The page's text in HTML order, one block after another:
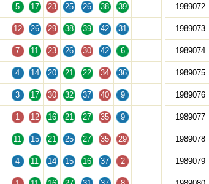
5 17 23 25 26 38 39
12 26 29 38 39 42 31
7 11 23 26 30 42 6
4 14 20 21 22 34 36
3 17 30 32 37 40 9
1 12 16 21 27 35 9
11 15 21 25 27 35 29
4 11 14 15 16 37 2
1989072
1989073
1989074
1989075
1989076
1989077
1989078
1989079